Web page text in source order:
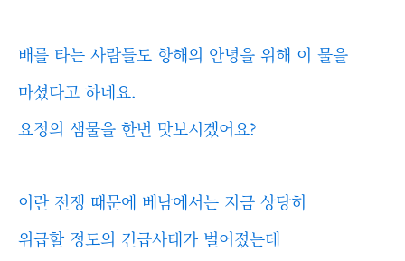
배를 타는 사람들도 항해의 안녕을 위해 이 물을
마셨다고 하네요.
요정의 샘물을 한번 맛보시겠어요?
이란 전쟁 때문에 베남에서는 지금 상당히
위급할 정도의 긴급사태가 벌어졌는데